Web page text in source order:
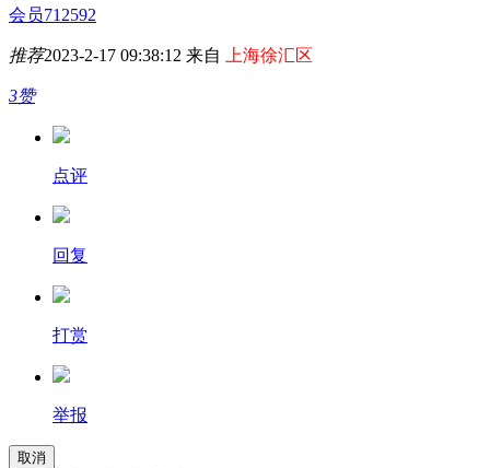
会员712592
推荐2023-2-17 09:38:12 来自 上海徐汇区
3赞
点评
回复
打赏
举报
取消